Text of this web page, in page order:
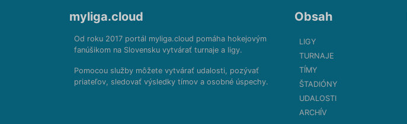
myliga.cloud
Od roku 2017 portál myliga.cloud pomáha hokejovým
fanúšikom na Slovensku vytvárať turnaje a ligy.
Pomocou služby môžete vytvárať udalosti, pozývať
priateľov, sledovať výsledky tímov a osobné úspechy.
Obsah
LIGY
TURNAJE
TÍMY
ŠTADIÓNY
UDALOSTI
ARCHÍV